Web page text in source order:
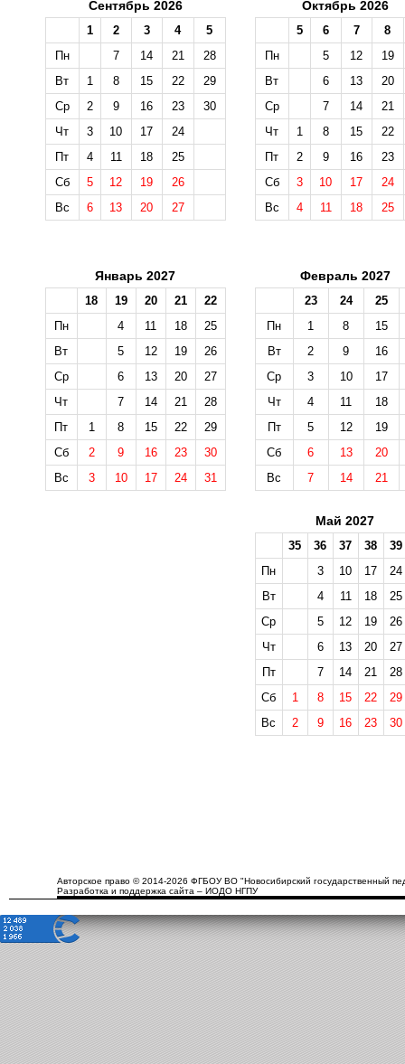
Сентябрь 2026
1 2 3 4
5
Пн
7 14 21
28
Вт
1 8 15 22
29
Ср
2 9 16 23
30
Чт
3 10 17
24
Пт
4 11 18
25
Сб
5 12 19
26
Вс
6 13 20 27
Октябрь 2026
5 6 7
8
Пн
5 12
19
Вт
6 13
20
Ср
7 14
21
Чт
1 8 15
22
Пт
2 9 16
23
Сб
3 10 17
24
Вс
4 11 18 25
Январь 2027
18 19 20 21
22
Пн
4 11 18
25
Вт
5 12 19
26
Ср
6 13 20
27
Чт
7 14 21
28
Пт
1 8 15 22
29
Сб
2 9 16 23
30
Вс
3 10 17 24 31
Февраль 2027
23 24
25
Пн
1 8
15
Вт
2 9
16
Ср
3 10
17
Чт
4 11
18
Пт
5 12
19
Сб
6 13
20
Вс
7 14 21
Май 2027
35 36 37 38
39
Пн
3 10 17
24
Вт
4 11 18
25
Ср
5 12 19
26
Чт
6 13 20
27
Пт
7 14 21
28
Сб
1 8 15 22
29
Вс
2 9 16 23 30
Авторское право © 2014-2026 ФГБОУ ВО "Новосибирский государственный
Разработка и поддержка сайта – ИОДО НГПУ